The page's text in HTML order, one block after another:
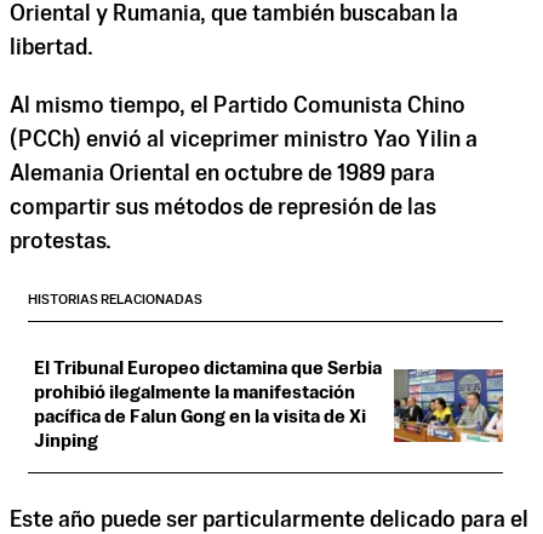
Oriental y Rumania, que también buscaban la
libertad.
Al mismo tiempo, el Partido Comunista Chino
(PCCh) envió al viceprimer ministro Yao Yilin a
Alemania Oriental en octubre de 1989 para
compartir sus métodos de represión de las
protestas.
HISTORIAS RELACIONADAS
El Tribunal Europeo dictamina que Serbia
prohibió ilegalmente la manifestación
pacífica de Falun Gong en la visita de Xi
Jinping
Este año puede ser particularmente delicado para el